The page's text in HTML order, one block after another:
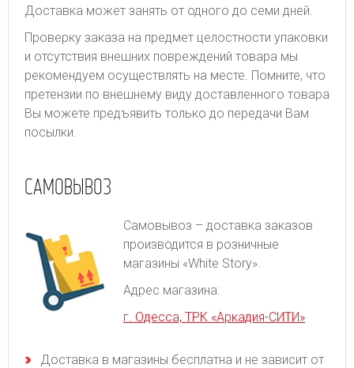
Доставка может занять от одного до семи дней.
Проверку заказа на предмет целостности упаковки
и отсутствия внешних повреждений товара мы
рекомендуем осуществлять на месте. Помните, что
претензии по внешнему виду доставленного товара
Вы можете предъявить только до передачи Вам
посылки.
САМОВЫВОЗ
Самовывоз – доставка заказов
производится в розничные
магазины «White Story».
Адрес магазина:
г. Одесса, ТРК «Аркадия-СИТИ»
Доставка в магазины бесплатна и не зависит от